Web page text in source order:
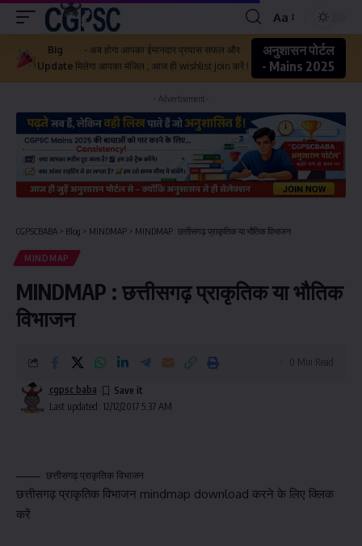
Aa
Big
Update
- अब होगा आपका ईमानदार प्रयास सफल और
मिलेगा आपका मंजिल , आज ही wishlist join करें !
अनुशासन पोर्टल
- Mains 2025
- Advertisement -
CGPSCBABA > Blog > MINDMAP > MINDMAP : छत्तीसगढ़ प्राकृतिक या भौतिक विभाजन
MINDMAP
MINDMAP : छत्तीसगढ़ प्राकृतिक या भौतिक
विभाजन
Last updated: 12/12/2017 5:37 AM
cgpsc baba
0 Min Read
छत्तीसगढ़ प्राकृतिक विभाजन
छत्तीसगढ़ प्राकृतिक विभाजन mindmap download करने के लिए क्लिक
करें